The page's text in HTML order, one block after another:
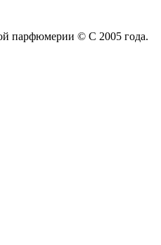
парфюмерии © С 2005 года.